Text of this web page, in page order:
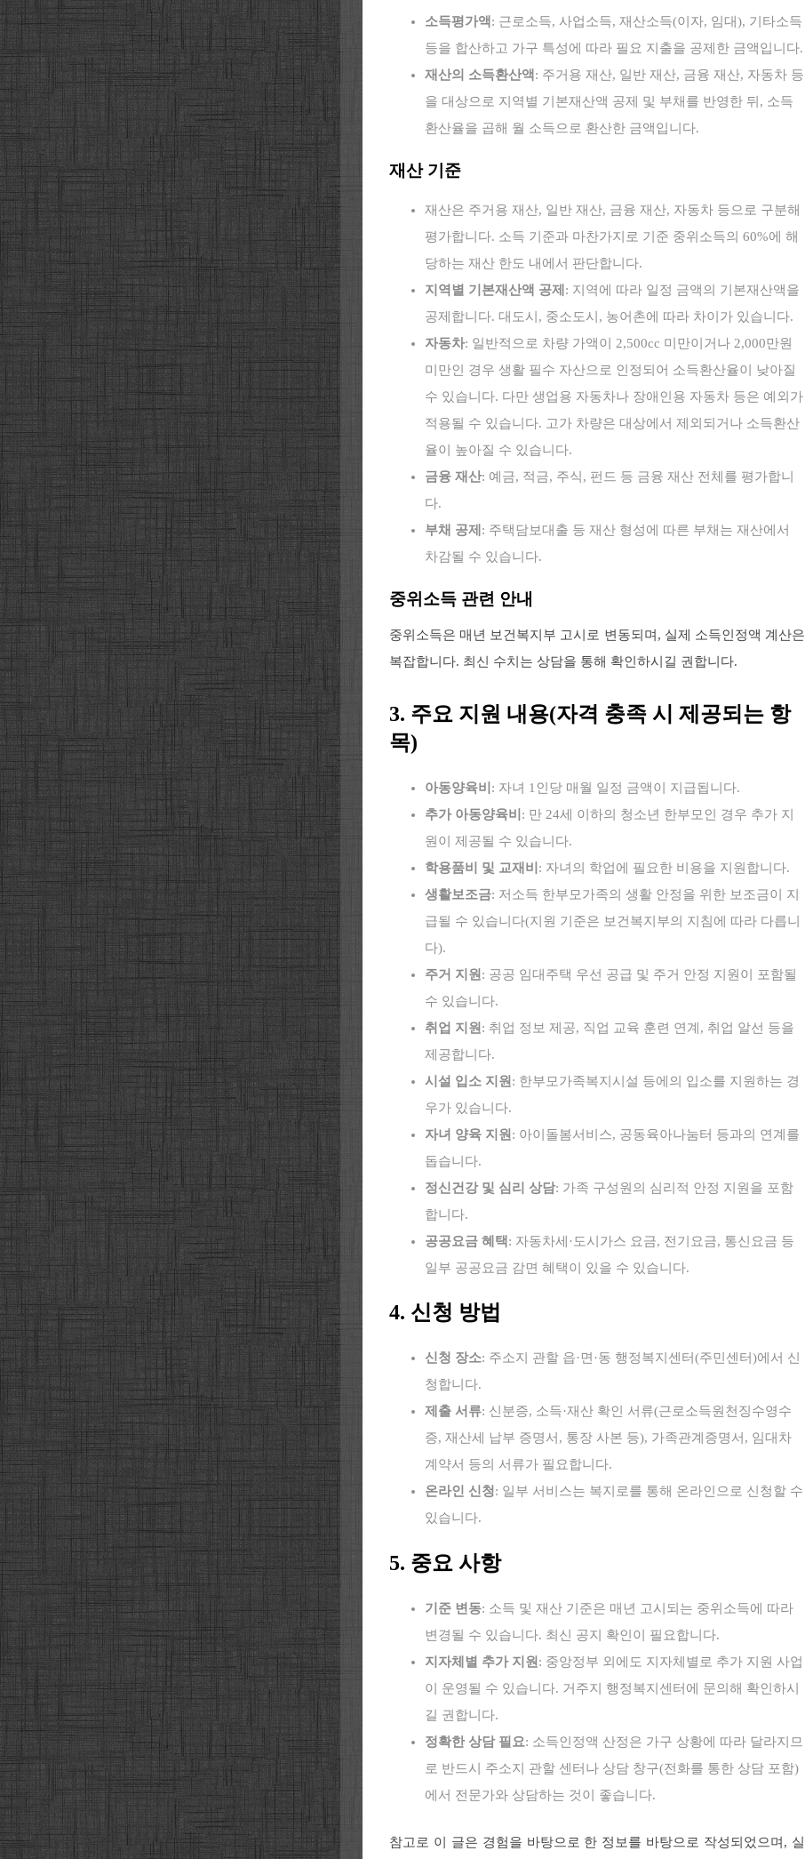
소득평가액 : 근로소득, 사업소득, 재산소득(이자, 임대), 기타소득
등을 합산하고 가구 특성에 따라 필요 지출을 공제한 금액입니다.
재산의 소득환산액 : 주거용 재산, 일반 재산, 금융 재산, 자동차 등
을 대상으로 지역별 기본재산액 공제 및 부채를 반영한 뒤, 소득
환산율을 곱해 월 소득으로 환산한 금액입니다.
재산 기준
재산은 주거용 재산, 일반 재산, 금융 재산, 자동차 등으로 구분해
평가합니다. 소득 기준과 마찬가지로 기준 중위소득의 60%에 해
당하는 재산 한도 내에서 판단합니다.
지역별 기본재산액 공제 : 지역에 따라 일정 금액의 기본재산액을
공제합니다. 대도시, 중소도시, 농어촌에 따라 차이가 있습니다.
자동차: 일반적으로 차량 가액이 2,500cc 미만이거나 2,000만원
미만인 경우 생활 필수 자산으로 인정되어 소득환산율이 낮아질
수 있습니다. 다만 생업용 자동차나 장애인용 자동차 등은 예외가
적용될 수 있습니다. 고가 차량은 대상에서 제외되거나 소득환산
율이 높아질 수 있습니다.
금융 재산: 예금, 적금, 주식, 펀드 등 금융 재산 전체를 평가합니
다.
부채 공제 : 주택담보대출 등 재산 형성에 따른 부채는 재산에서
차감될 수 있습니다.
중위소득 관련 안내
중위소득은 매년 보건복지부 고시로 변동되며, 실제 소득인정액 계산은
복잡합니다. 최신 수치는 상담을 통해 확인하시길 권합니다.
3. 주요 지원 내용(자격 충족 시 제공되는 항
목)
아동양육비 : 자녀 1인당 매월 일정 금액이 지급됩니다.
추가 아동양육비 : 만 24세 이하의 청소년 한부모인 경우 추가 지
원이 제공될 수 있습니다.
학용품비 및 교재비 : 자녀의 학업에 필요한 비용을 지원합니다.
생활보조금: 저소득 한부모가족의 생활 안정을 위한 보조금이 지
급될 수 있습니다(지원 기준은 보건복지부의 지침에 따라 다릅니
다).
주거 지원 : 공공 임대주택 우선 공급 및 주거 안정 지원이 포함될
수 있습니다.
취업 지원 : 취업 정보 제공, 직업 교육 훈련 연계, 취업 알선 등을
제공합니다.
시설 입소 지원 : 한부모가족복지시설 등에의 입소를 지원하는 경
우가 있습니다.
자녀 양육 지원 : 아이돌봄서비스, 공동육아나눔터 등과의 연계를
돕습니다.
정신건강 및 심리 상담: 가족 구성원의 심리적 안정 지원을 포함
합니다.
공공요금 혜택 : 자동차세·도시가스 요금, 전기요금, 통신요금 등
일부 공공요금 감면 혜택이 있을 수 있습니다.
4. 신청 방법
신청 장소: 주소지 관할 읍·면·동 행정복지센터(주민센터)에서 신
청합니다.
제출 서류: 신분증, 소득·재산 확인 서류(근로소득원천징수영수
증, 재산세 납부 증명서, 통장 사본 등), 가족관계증명서, 임대차
계약서 등의 서류가 필요합니다.
온라인 신청: 일부 서비스는 복지로를 통해 온라인으로 신청할 수
있습니다.
5. 중요 사항
기준 변동: 소득 및 재산 기준은 매년 고시되는 중위소득에 따라
변경될 수 있습니다. 최신 공지 확인이 필요합니다.
지자체별 추가 지원 : 중앙정부 외에도 지자체별로 추가 지원 사업
이 운영될 수 있습니다. 거주지 행정복지센터에 문의해 확인하시
길 권합니다.
정확한 상담 필요: 소득인정액 산정은 가구 상황에 따라 달라지므
로 반드시 주소지 관할 센터나 상담 창구(전화를 통한 상담 포함)
에서 전문가와 상담하는 것이 좋습니다.
참고로 이 글은 경험을 바탕으로 한 정보를 바탕으로 작성되었으며, 실